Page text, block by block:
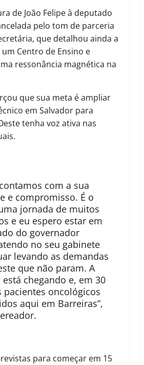
de João Felipe à deputado
pelo tom de parceria
que detalhou ainda a
Centro de Ensino e
ressonância magnética na
que sua meta é ampliar
em Salvador para
tenha voz ativa nas
com a sua
e compromisso. É o
jornada de muitos
e eu espero estar em
do governador
no seu gabinete
levando as demandas
que não param. A
chegando e, em 30
pacientes oncológicos
aqui em Barreiras”,
para começar em 15